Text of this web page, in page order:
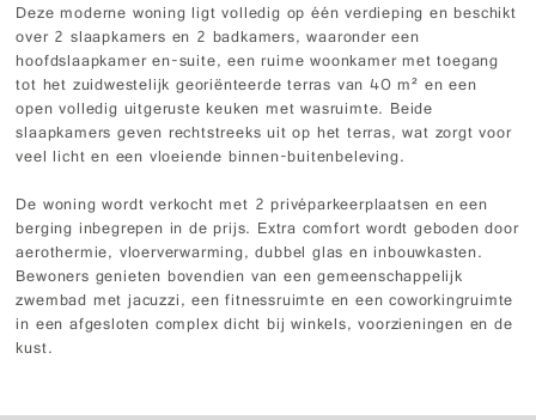
Deze moderne woning ligt volledig op één verdieping en beschikt
over 2 slaapkamers en 2 badkamers, waaronder een
hoofdslaapkamer en-suite, een ruime woonkamer met toegang
tot het zuidwestelijk georiënteerde terras van 40 m² en een
open volledig uitgeruste keuken met wasruimte. Beide
slaapkamers geven rechtstreeks uit op het terras, wat zorgt voor
veel licht en een vloeiende binnen-buitenbeleving.
De woning wordt verkocht met 2 privéparkeerplaatsen en een
berging inbegrepen in de prijs. Extra comfort wordt geboden door
aerothermie, vloerverwarming, dubbel glas en inbouwkasten.
Bewoners genieten bovendien van een gemeenschappelijk
zwembad met jacuzzi, een fitnessruimte en een coworkingruimte
in een afgesloten complex dicht bij winkels, voorzieningen en de
kust.